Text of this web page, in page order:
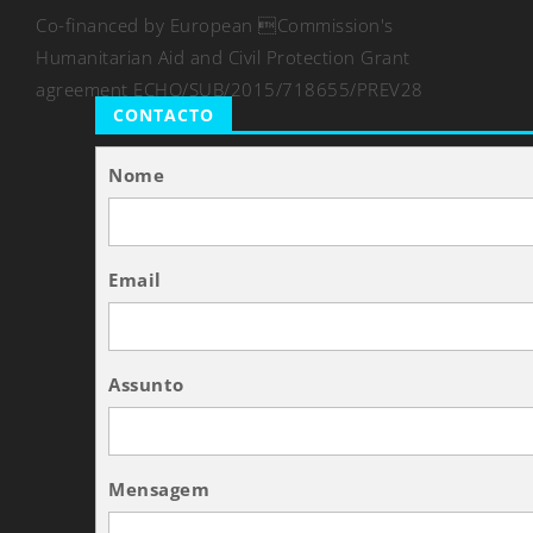
Co-financed by European Commission's
Humanitarian Aid and Civil Protection Grant
agreement ECHO/SUB/2015/718655/PREV28
CONTACTO
Nome
Email
Assunto
Mensagem